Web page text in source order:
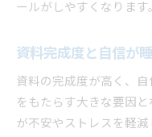
ールがしやすくなります
資料完成度と自信が
資料の完成度が高く、
をもたらす大きな要因
が不安やストレスを軽